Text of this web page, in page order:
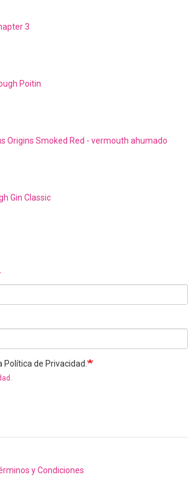
3
Poitin
Origins Smoked Red - vermouth ahumado
Gin Classic
Política de Privacidad.
.
y Condiciones